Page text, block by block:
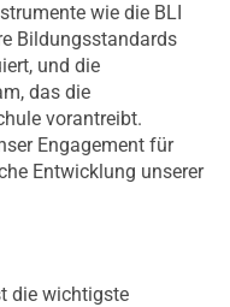
wie die BLI
Bildungsstandards
und die
das die
vorantreibt.
Engagement für
Entwicklung unserer
die wichtigste